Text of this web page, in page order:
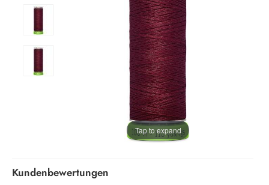
Tap to expand
Kundenbewertungen